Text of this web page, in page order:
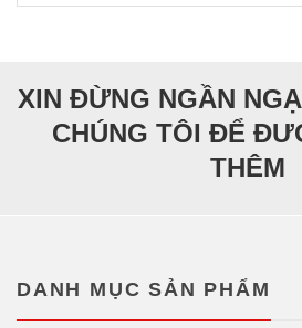
XIN ĐỪNG NGẦN
CHÚNG TÔI ĐỂ
THÊM
DANH MỤC SẢN PHẨM